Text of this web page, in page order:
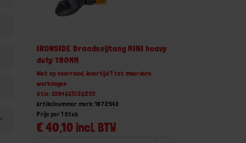
IRONSIDE Draadsnijtang MINI heavy
duty 190MM
Niet op voorraad, levertijd 1 tot meerdere
werkdagen
Gtin: 3394661026255
Artikelnummer merk: 1872543
€ 40,10 incl. BTW
Prijs per 1 Stuk